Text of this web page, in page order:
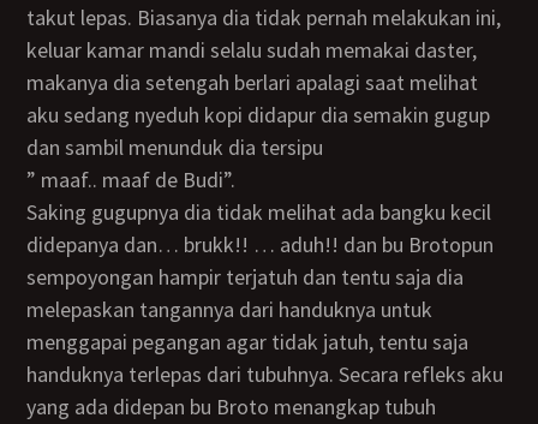
takut lepas. Biasanya dia tidak pernah melakukan ini,
keluar kamar mandi selalu sudah memakai daster,
makanya dia setengah berlari apalagi saat melihat
aku sedang nyeduh kopi didapur dia semakin gugup
dan sambil menunduk dia tersipu
” maaf.. maaf de Budi”.
Saking gugupnya dia tidak melihat ada bangku kecil
didepanya dan… brukk!! … aduh!! dan bu Brotopun
sempoyongan hampir terjatuh dan tentu saja dia
melepaskan tangannya dari handuknya untuk
menggapai pegangan agar tidak jatuh, tentu saja
handuknya terlepas dari tubuhnya. Secara refleks aku
yang ada didepan bu Broto menangkap tubuh